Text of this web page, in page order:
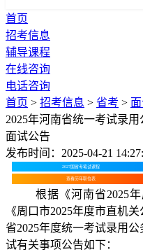
首页
招考信息
辅导课程
在线咨询
电话咨询
首页 > 招考信息 > 省考 >
2025年河南省统一考试录
面试公告
发布时间：2025-04-21
2027国省考笔试课程
查看历年职位表
根据《河南省2025
《周口市2025年度市直机
省2025年度统一考试录用
试有关事项公告如下：